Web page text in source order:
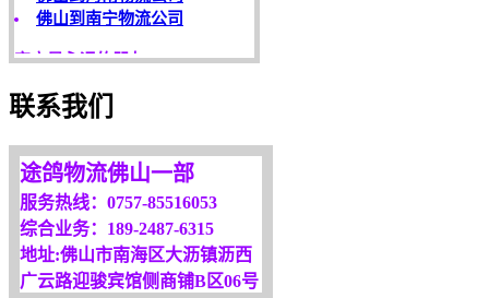
客户是永远的朋友，
服务是永恒的追求！
欢迎您光临！
我们将竭诚为你服务！
联系我们
途鸽物流佛山一部
服务热线：0757-85516053
综合业务：189-2487-6315
地址:佛山市南海区大沥镇沥西
广云路迎骏宾馆侧商铺B区06号